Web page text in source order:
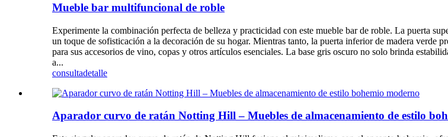
Mueble bar multifuncional de roble
Experimente la combinación perfecta de belleza y practicidad con este mueble bar de roble. La puerta
un toque de sofisticación a la decoración de su hogar. Mientras tanto, la puerta inferior de madera verde
para sus accesorios de vino, copas y otros artículos esenciales. La base gris oscuro no solo brinda
a...
consultadetalle
Aparador curvo de ratán Notting Hill – Muebles de almacenamiento de estilo